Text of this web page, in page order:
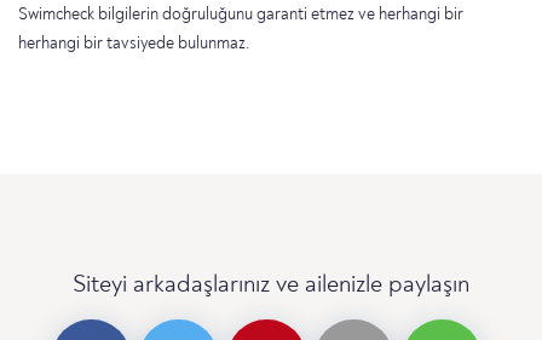
Swimcheck bilgilerin doğruluğunu garanti etmez ve herhangi bir
herhangi bir tavsiyede bulunmaz.
Siteyi arkadaşlarınız ve ailenizle paylaşın